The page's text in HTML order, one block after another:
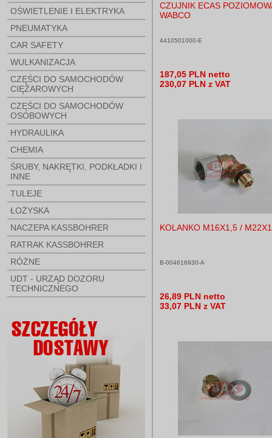
OŚWIETLENIE I ELEKTRYKA
PNEUMATYKA
CAR SAFETY
WULKANIZACJA
CZĘŚCI DO SAMOCHODÓW
CIĘŻAROWYCH
CZĘŚCI DO SAMOCHODÓW
OSOBOWYCH
HYDRAULIKA
CHEMIA
ŚRUBY, NAKRĘTKI, PODKŁADKI I
INNE
TULEJE
ŁOŻYSKA
NACZEPA KASSBOHRER
RATRAK KASSBOHRER
RÓŻNE
UDT - URZĄD DOZORU
TECHNICZNEGO
CZUJNIK ECAS
WABCO
4410501000-E
187,05 PLN netto
230,07 PLN z VAT
KOLANKO M16X1,5 /
B-004616930-A
26,89 PLN netto
33,07 PLN z VAT